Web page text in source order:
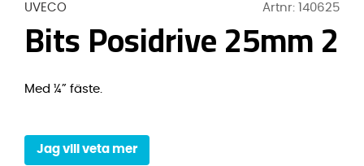
UVECO Artnr: 140625
Bits Posidrive 25mm 2
Med ¼” fäste.
Jag vill veta mer